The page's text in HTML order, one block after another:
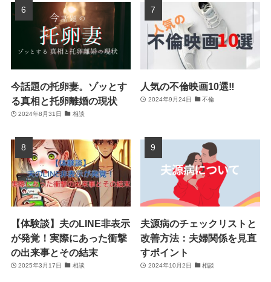
今話題の托卵妻。ゾッとす
る真相と托卵離婚の現状
2024年8月31日 相談
人気の不倫映画10選‼
2024年9月24日 不倫
【体験談】夫のLINE非表示
が発覚！実際にあった衝撃
の出来事とその結末
2025年3月17日 相談
夫源病のチェックリストと
改善方法：夫婦関係を見直
すポイント
2024年10月2日 相談